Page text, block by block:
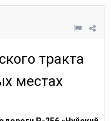
тракта
местах